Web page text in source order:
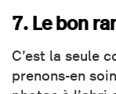
7. Le bon
C’est la seule
prenons-en